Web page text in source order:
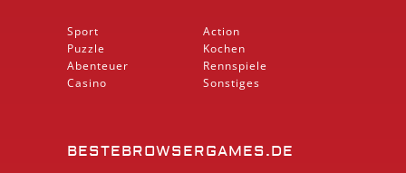
Sport
Puzzle
Abenteuer
Casino
Action
Kochen
Rennspiele
Sonstiges
BESTEBROWSERGAMES.DE